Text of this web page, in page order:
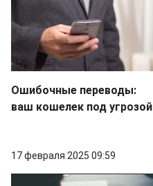
Ошибочные переводы:
ваш кошелек под угрозой
17 февраля 2025 09:59